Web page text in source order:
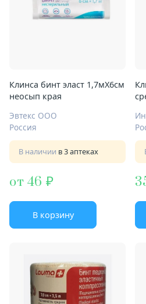
Клинса бинт эласт 1,7мХ6см
неосып края
Эвтекс ООО
Россия
В наличии в 3 аптеках
от 46
В корзину